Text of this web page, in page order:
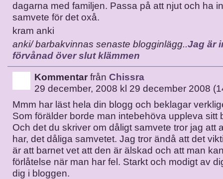
dagarna med familjen. Passa på att njut och ha
samvete för det oxå.
kram anki
anki/ barbakvinnas senaste blogginlägg..Jag är
förvånad över slut klämmen
Kommentar från Chissra
29 december, 2008 kl 29 december 2008
Mmm har läst hela din blogg och beklagar
Som förälder borde man intebehöva uppleva sitt
Och det du skriver om dåligt samvete tror jag att
har, det dåliga samvetet. Jag tror ändå att det
är att barnet vet att den är älskad och att man
förlåtelse när man har fel. Starkt och modigt av
dig i bloggen.